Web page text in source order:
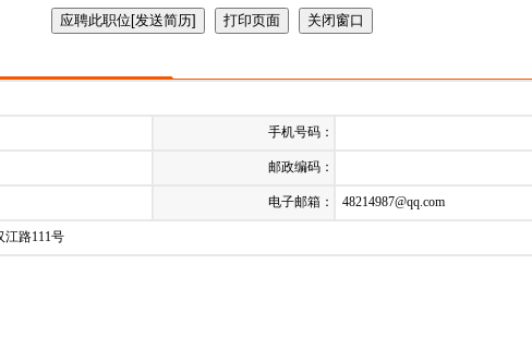
手机号码：
邮政编码：
电子邮箱： 48214987@qq.com
江路111号